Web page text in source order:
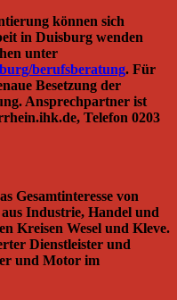
können sich
in Duisburg wenden
unter
berufsberatung. Für
Besetzung der
Ansprechpartner ist
Telefon 0203
Gesamtinteresse von
Industrie, Handel und
Kreisen Wesel und Kleve.
Dienstleister und
und Motor im